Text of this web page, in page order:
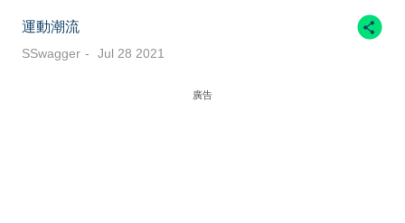
運動潮流
SSwagger Jul 28 2021
廣告